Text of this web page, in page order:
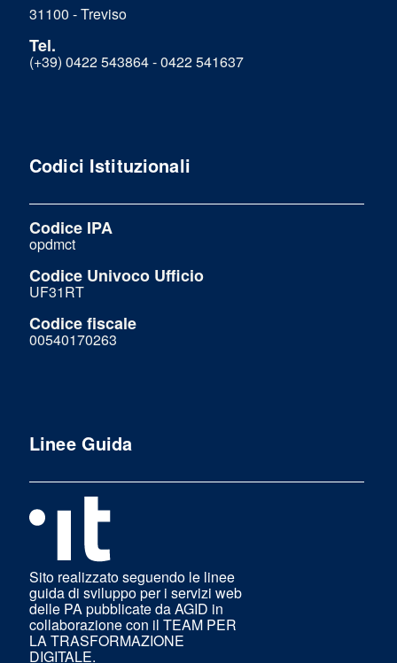
31100 - Treviso
Tel.
(+39) 0422 543864 - 0422 541637
Codici Istituzionali
Codice IPA
opdmct
Codice Univoco Ufficio
UF31RT
Codice fiscale
00540170263
Linee Guida
Sito realizzato seguendo le linee
guida di sviluppo per i servizi web
delle PA pubblicate da AGID in
collaborazione con il TEAM PER
LA TRASFORMAZIONE
DIGITALE.